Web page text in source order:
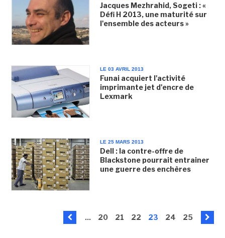
Jacques Mezhrahid, Sogeti : «
Défi H 2013, une maturité sur
l'ensemble des acteurs »
LE 03 AVRIL 2013
Funai acquiert l'activité
imprimante jet d'encre de
Lexmark
LE 25 MARS 2013
Dell : la contre-offre de
Blackstone pourrait entrainer
une guerre des enchères
... 20 21 22 23 24 25